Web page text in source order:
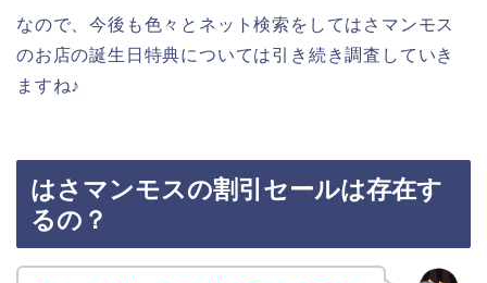
なので、今後も色々とネット検索をしてはさマンモス
のお店の誕生日特典については引き続き調査していき
ますね♪
はさマンモスの割引セールは存在す
るの？